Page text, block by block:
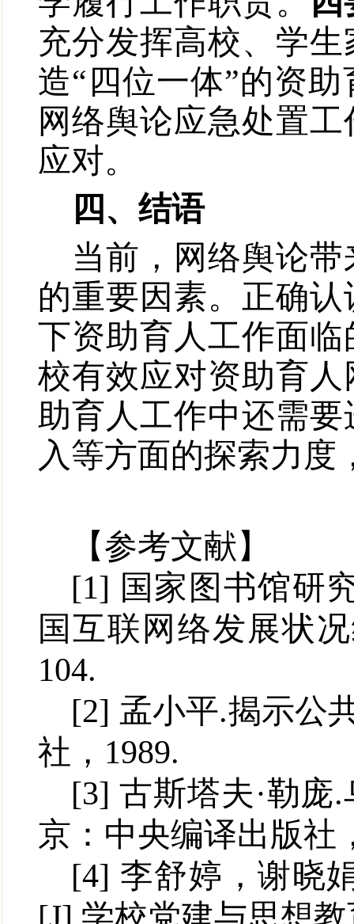
充分发挥高校、学
造“四位一体”的资
网络舆论应急处置
应对。
四、结语
当前，网络舆论
的重要因素。正确
下资助育人工作面
校有效应对资助育
助育人工作中还需
入等方面的探索力度
【参考文献】
[1] 国家图书馆研
国互联网络发展状
104.
[2] 孟小平.揭示公
社 ， 1989.
[3]古斯塔夫·勒庞.
京 ： 中央编译出版社
[4] 李舒婷 ，谢晓
[J]. 学校党建与思想